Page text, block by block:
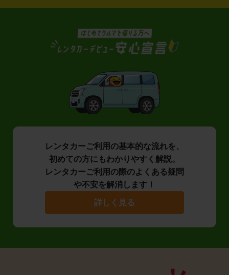
レンタカーご利用の基本的な流れを、
初めての方にもわかりやすく解説。
レンタカーご利用の際のよくある疑問
や不安を解消します！
詳しく見る